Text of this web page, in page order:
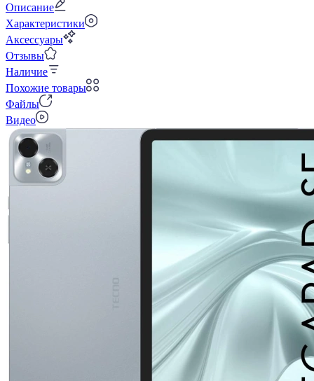
Описание
Характеристики
Аксессуары
Отзывы
Наличие
Похожие товары
Файлы
Видео